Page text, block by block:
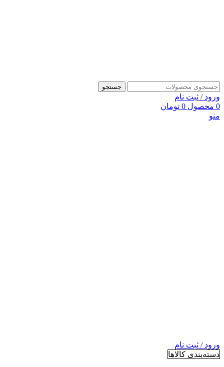
جستجو
ورود / ثبت نام
0 محصول 0 تومان
منو
ورود / ثبت نام
دسته‌بندی کالاها